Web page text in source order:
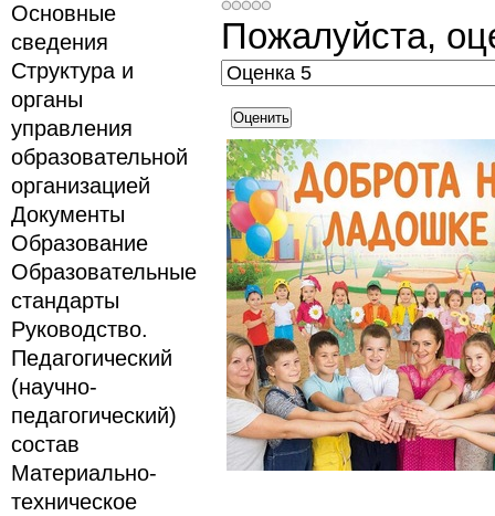
Основные
сведения
Структура и
органы
управления
образовательной
организацией
Документы
Образование
Образовательные
стандарты
Руководство.
Педагогический
(научно-
педагогический)
состав
Материально-
техническое
Пожалуйста,